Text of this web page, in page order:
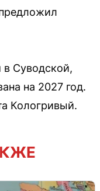
Суводской,
на 2027 год.
Кологривый.